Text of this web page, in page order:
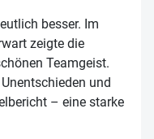
besser. Im
zeigte die
Teamgeist.
und
– eine starke